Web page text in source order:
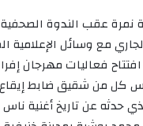
نمرة عقب الندوة
الجاري مع وسائل
فعاليات مهرجان
كل من شقيق ضابط
حدثه عن تاريخ أغنية